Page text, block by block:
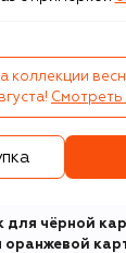
коллекции
для чёрной
оранжевой